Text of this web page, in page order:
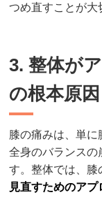
つめ直すことが大
3. 整体が
の根本原因
膝の痛みは、単に
全身のバランスの
す。整体では、
見直すためのアプ